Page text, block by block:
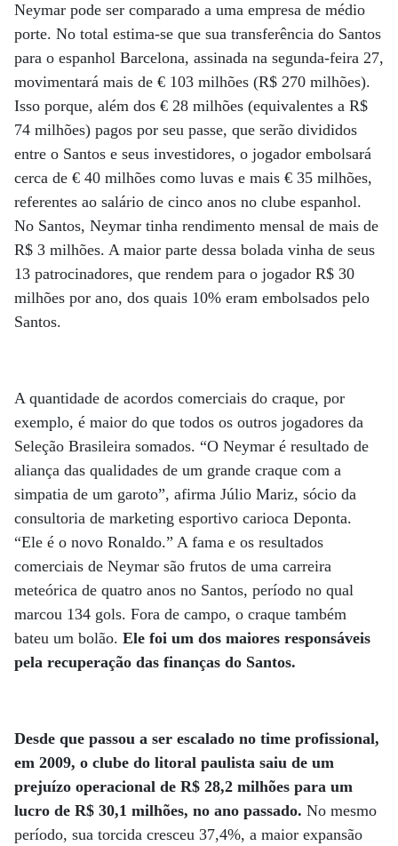
Neymar pode ser comparado a uma empresa de médio
porte. No total estima-se que sua transferência do Santos
para o espanhol Barcelona, assinada na segunda-feira 27,
movimentará mais de € 103 milhões (R$ 270 milhões).
Isso porque, além dos € 28 milhões (equivalentes a R$
74 milhões) pagos por seu passe, que serão divididos
entre o Santos e seus investidores, o jogador embolsará
cerca de € 40 milhões como luvas e mais € 35 milhões,
referentes ao salário de cinco anos no clube espanhol.
No Santos, Neymar tinha rendimento mensal de mais de
R$ 3 milhões. A maior parte dessa bolada vinha de seus
13 patrocinadores, que rendem para o jogador R$ 30
milhões por ano, dos quais 10% eram embolsados pelo
Santos.
A quantidade de acordos comerciais do craque, por
exemplo, é maior do que todos os outros jogadores da
Seleção Brasileira somados. “O Neymar é resultado de
aliança das qualidades de um grande craque com a
simpatia de um garoto”, afirma Júlio Mariz, sócio da
consultoria de marketing esportivo carioca Deponta.
“Ele é o novo Ronaldo.” A fama e os resultados
comerciais de Neymar são frutos de uma carreira
meteórica de quatro anos no Santos, período no qual
marcou 134 gols. Fora de campo, o craque também
bateu um bolão. Ele foi um dos maiores responsáveis
pela recuperação das finanças do Santos.
Desde que passou a ser escalado no time profissional,
em 2009, o clube do litoral paulista saiu de um
prejuízo operacional de R$ 28,2 milhões para um
lucro de R$ 30,1 milhões, no ano passado. No mesmo
período, sua torcida cresceu 37,4%, a maior expansão